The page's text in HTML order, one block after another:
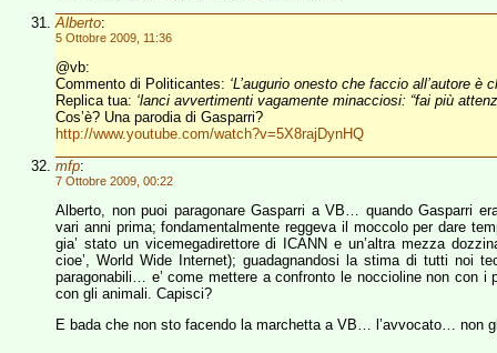
Alberto:
5 Ottobre 2009, 11:36
@vb:
Commento di Politicantes: ‘L’augurio onesto che faccio all’autore è
Replica tua: ‘lanci avvertimenti vagamente minacciosi: “fai più
Cos’è? Una parodia di Gasparri?
http://www.youtube.com/watch?v=5X8rajDynHQ
mfp:
7 Ottobre 2009, 00:22
Alberto, non puoi paragonare Gasparri a VB… quando Gasparri
vari anni prima; fondamentalmente reggeva il moccolo per dare
gia’ stato un vicemegadirettore di ICANN e un’altra mezza
cioe’, World Wide Internet); guadagnandosi la stima di tutti noi
paragonabili… e’ come mettere a confronto le noccioline non con
con gli animali. Capisci?
E bada che non sto facendo la marchetta a VB… l’avvocato… non